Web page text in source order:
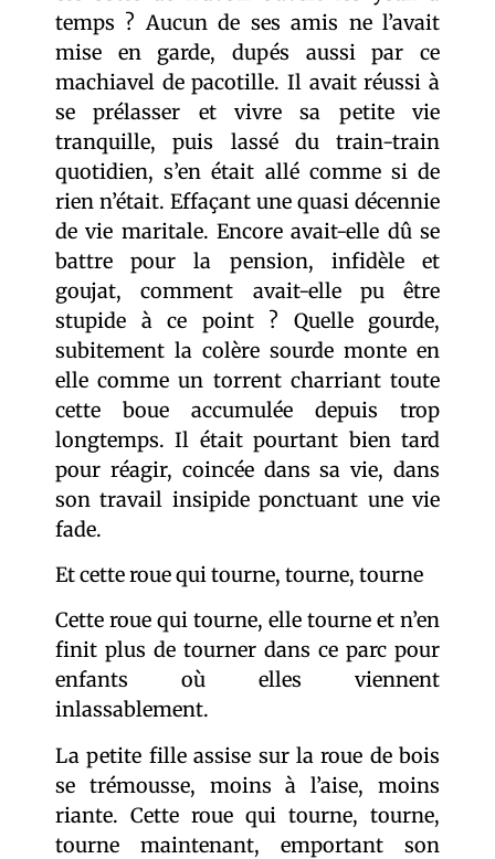
temps ? Aucun de ses amis ne l’avait
mise en garde, dupés aussi par ce
machiavel de pacotille. Il avait réussi à
se prélasser et vivre sa petite vie
tranquille, puis lassé du train-train
quotidien, s’en était allé comme si de
rien n’était. Effaçant une quasi décennie
de vie maritale. Encore avait-elle dû se
battre pour la pension, infidèle et
goujat, comment avait-elle pu être
stupide à ce point ? Quelle gourde,
subitement la colère sourde monte en
elle comme un torrent charriant toute
cette boue accumulée depuis trop
longtemps. Il était pourtant bien tard
pour réagir, coincée dans sa vie, dans
son travail insipide ponctuant une vie
fade.
Et cette roue qui tourne, tourne, tourne
Cette roue qui tourne, elle tourne et n’en
finit plus de tourner dans ce parc pour
enfants où elles viennent
inlassablement.
La petite fille assise sur la roue de bois
se trémousse, moins à l’aise, moins
riante. Cette roue qui tourne, tourne,
tourne maintenant, emportant son